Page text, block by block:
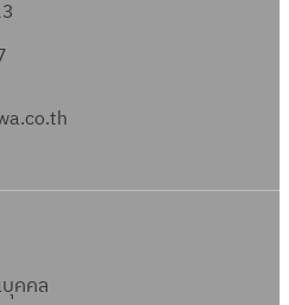
คคล